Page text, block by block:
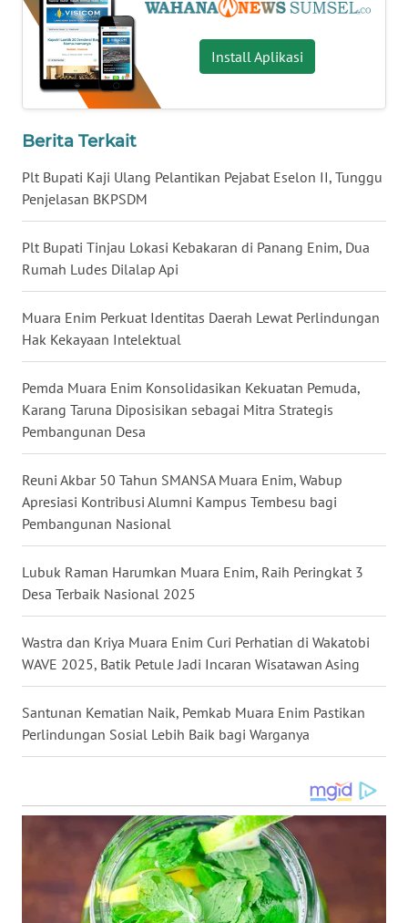
Install Aplikasi
Berita Terkait
Plt Bupati Kaji Ulang Pelantikan Pejabat Eselon II, Tunggu
Penjelasan BKPSDM
Plt Bupati Tinjau Lokasi Kebakaran di Panang Enim, Dua
Rumah Ludes Dilalap Api
Muara Enim Perkuat Identitas Daerah Lewat Perlindungan
Hak Kekayaan Intelektual
Pemda Muara Enim Konsolidasikan Kekuatan Pemuda,
Karang Taruna Diposisikan sebagai Mitra Strategis
Pembangunan Desa
Reuni Akbar 50 Tahun SMANSA Muara Enim, Wabup
Apresiasi Kontribusi Alumni Kampus Tembesu bagi
Pembangunan Nasional
Lubuk Raman Harumkan Muara Enim, Raih Peringkat 3
Desa Terbaik Nasional 2025
Wastra dan Kriya Muara Enim Curi Perhatian di Wakatobi
WAVE 2025, Batik Petule Jadi Incaran Wisatawan Asing
Santunan Kematian Naik, Pemkab Muara Enim Pastikan
Perlindungan Sosial Lebih Baik bagi Warganya
WN
KALTARA
WN
KALTIM
WN
SULSEL
GORONTALO
SULUT
WN
WN
MALUT
WN
DAIRI
WN
DANAU
TOBA
WN
LANGKAT
TAPANULI
SELATAN